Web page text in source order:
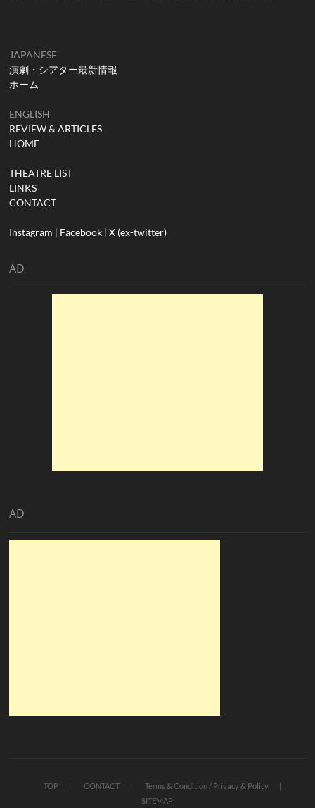
JAPANESE
演劇・シアター最新情報
ホーム
ENGLISH
REVIEW & ARTICLES
HOME
THEATRE LIST
LINKS
CONTACT
Instagram | Facebook |X (ex-twitter)
AD
AD
TOP CONTACT
Terms & Condition / Privacy & Policy
SITEMAP